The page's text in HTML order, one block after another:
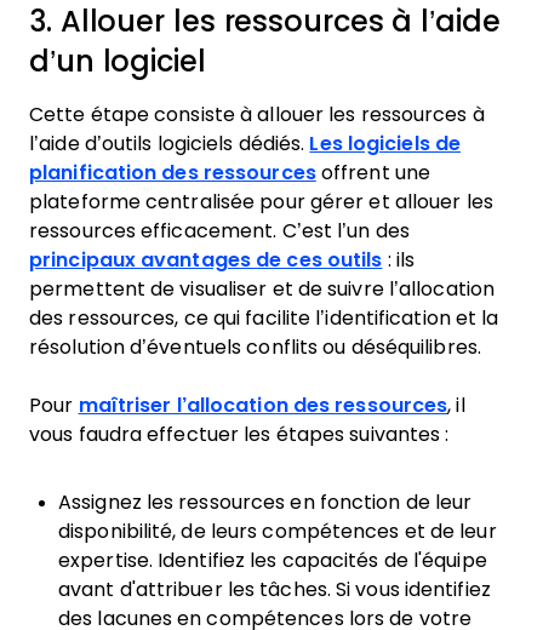
3. Allouer les ressources à l’aide
d’un logiciel
Cette étape consiste à allouer les ressources à
l’aide d’outils logiciels dédiés. Les logiciels de
planification des ressourcesoffrent une
plateforme centralisée pour gérer et allouer les
ressources efficacement. C’est l’un des
principaux avantages de ces outils : ils
permettent de visualiser et de suivre l’allocation
des ressources, ce qui facilite l’identification et la
résolution d’éventuels conflits ou déséquilibres.
Pour maîtriser l’allocation des ressources, il
vous faudra effectuer les étapes suivantes :
Assignez les ressources en fonction de leur
disponibilité, de leurs compétences et de leur
expertise. Identifiez les capacités de l'équipe
avant d'attribuer les tâches. Si vous identifiez
des lacunes en compétences lors de votre